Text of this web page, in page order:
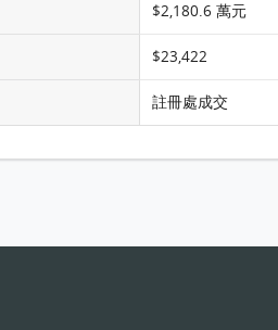
$2,180.6 萬元
$23,422
註冊處成交